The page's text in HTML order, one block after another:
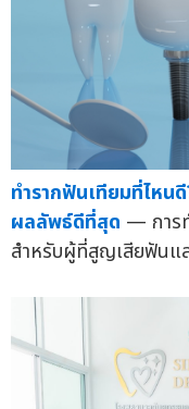
ทำรากฟันเทียมที่ไหน
ผลลัพธ์ดีที่สุด — การ
สำหรับผู้ที่สูญเสียฟันแ